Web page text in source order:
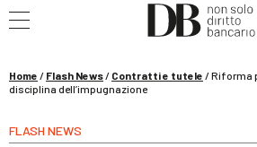
WEBINAR / 29 settembre
Pignoramento presso terzi e ruolo
Home / Flash News/ Contratti e tutele /Riforma
disciplina dell’impugnazione
FLASH NEWS